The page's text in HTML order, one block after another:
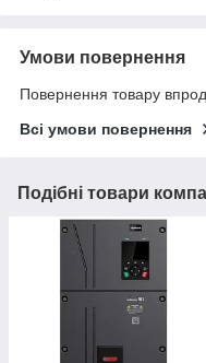
Умови повернення
Повернення товару
Всі умови повернення
Подібні товари